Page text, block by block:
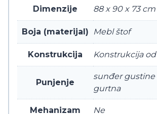
Dimenzije 88 x 90 x 73 cm
Boja (materijal) Mebl štof
Konstrukcija Konstrukcija
Punjenje
sunđer gustine
gurtna
Mehanizam Ne